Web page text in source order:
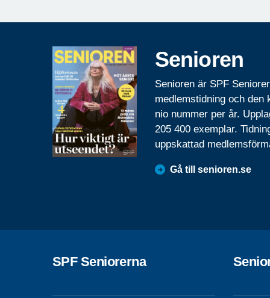
Senioren
Senioren är SPF
medlemstidning och den
nio nummer per år.
205 400 exemplar.
uppskattad
Gå till senioren.se
SPF Seniorerna